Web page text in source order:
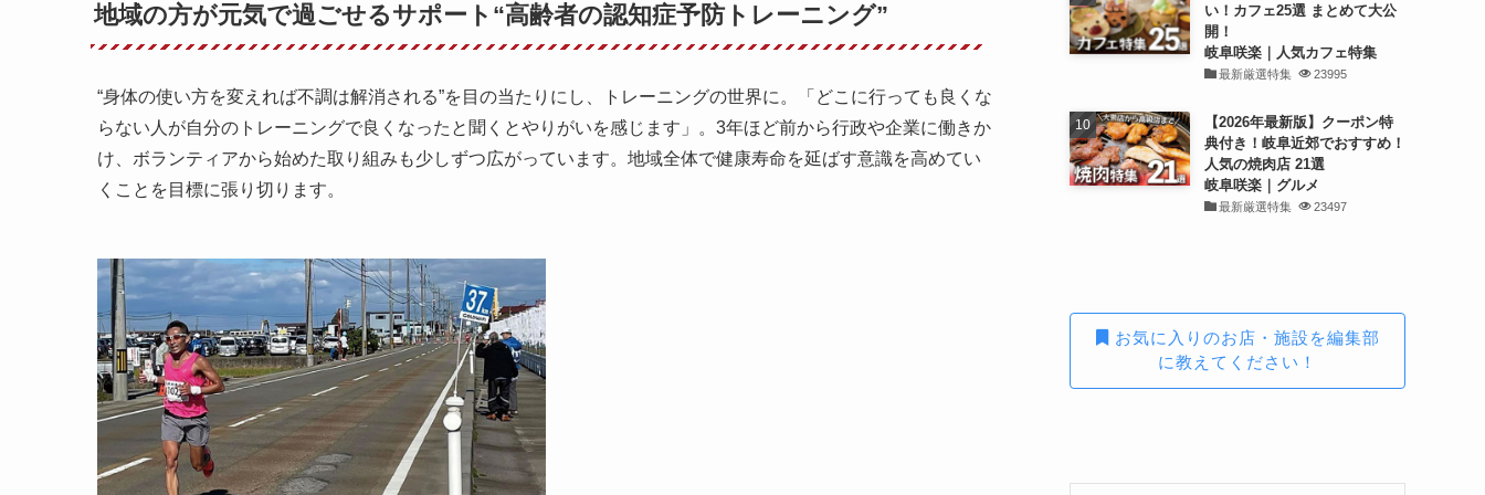
地域の方が元気で過ごせるサポート“高齢者の認知症予防トレーニング”
“身体の使い方を変えれば不調は解消される”を目の当たりにし、トレーニングの世界に。「どこに行っても良くな
らない人が自分のトレーニングで良くなったと聞くとやりがいを感じます」。3年ほど前から行政や企業に働きか
け、ボランティアから始めた取り組みも少しずつ広がっています。地域全体で健康寿命を延ばす意識を高めてい
くことを目標に張り切ります。
い！カフェ25選 まとめて大公
開！
岐阜咲楽｜人気カフェ特集
最新厳選特集 23995
【2026年最新版】クーポン特
典付き！岐阜近郊でおすすめ！
人気の焼肉店 21選
岐阜咲楽｜グルメ
最新厳選特集 23497
お気に入りのお店・施設を編集部
に教えてください！